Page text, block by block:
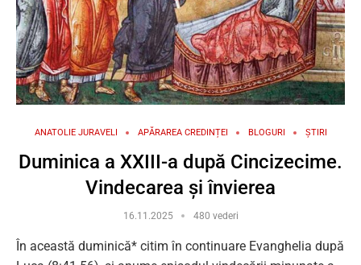
ANATOLIE JURAVELI APĂRAREA CREDINȚEI BLOGURI ȘTIRI
Duminica a XXIII-a după Cincizecime.
Vindecarea și învierea
16.11.2025 480 vederi
În această duminică* citim în continuare Evanghelia după